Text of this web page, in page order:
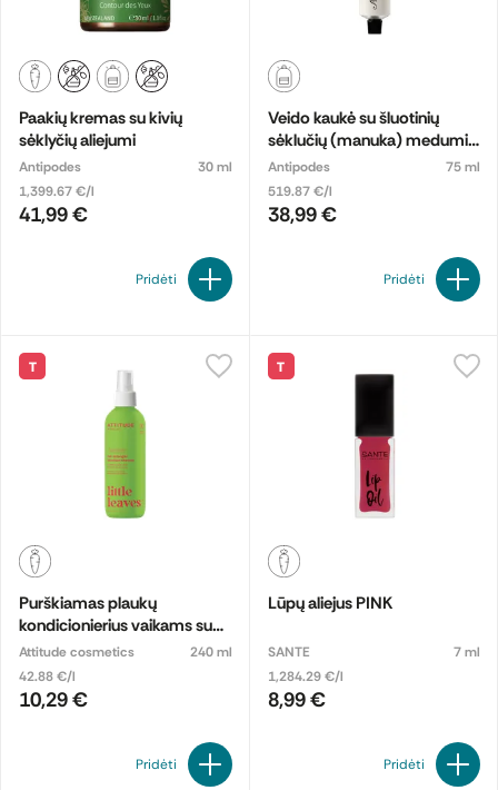
Paakių kremas su kivių
sėklyčių aliejumi
Antipodes
30 ml
1,399.67 €/l
41,99 €
Pridėti
Veido kaukė su šluotinių
sėklučių (manuka) medumi
AURA
Antipodes
75 ml
519.87 €/l
38,99 €
Pridėti
T
Purškiamas plaukų
kondicionierius vaikams su
arbūzų ir kokosų aromatu
Attitude cosmetics
240 ml
42.88 €/l
10,29 €
Pridėti
T
Lūpų aliejus PINK
SANTE
7 ml
1,284.29 €/l
8,99 €
Pridėti